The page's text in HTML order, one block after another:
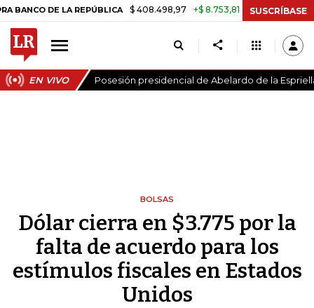
DE LA REPÚBLICA $ 408.498,97 +$ 8.753,81 +2,19% TASA DE
SUSCRÍBASE
EN VIVO Posesión presidencial de Abelardo de la
BOLSAS
Dólar cierra en $3.775 por la
falta de acuerdo para los
estímulos fiscales en Estados
Unidos